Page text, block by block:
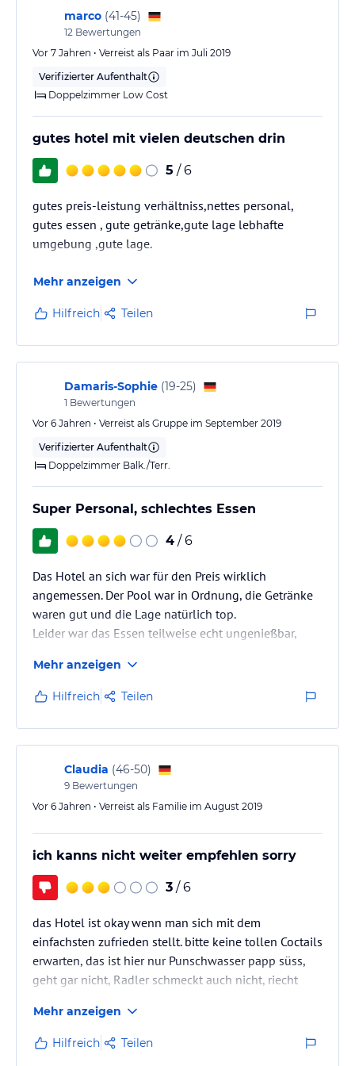
marco (41-45)
12 Bewertungen
Vor 7 Jahren • Verreist als Paar im Juli 2019
Verifizierter Aufenthalt
Doppelzimmer Low Cost
gutes hotel mit vielen deutschen drin
5 / 6
gutes preis-leistung verhältniss,nettes personal,
gutes essen , gute getränke,gute lage lebhafte
umgebung ,gute lage.
Mehr anzeigen
Hilfreich Teilen
Damaris-Sophie (19-25)
1 Bewertungen
Vor 6 Jahren • Verreist als Gruppe im September 2019
Verifizierter Aufenthalt
Doppelzimmer Balk./Terr.
Super Personal, schlechtes Essen
4 / 6
Das Hotel an sich war für den Preis wirklich
angemessen. Der Pool war in Ordnung, die Getränke
waren gut und die Lage natürlich top.
Leider war das Essen teilweise echt ungenießbar,
Bekannten in anderen Hotels bekommen, soll also
ein allgemeines Problem sein.
Leider kamen im Hotel auch noch einige Kosten für
das WLAN, eine Kaution und (wahlweise) einen Safe
hinzu, die vorher nie erwähnt wurden.
Ein Pluspunkt allerdings war das Personal, das
unglaublich freundlich und…
Mehr anzeigen
Hilfreich Teilen
Claudia (46-50)
9 Bewertungen
Vor 6 Jahren • Verreist als Familie im August 2019
ich kanns nicht weiter empfehlen sorry
3 / 6
das Hotel ist okay wenn man sich mit dem
einfachsten zufrieden stellt. bitte keine tollen Coctails
erwarten, das ist hier nur Punschwasser papp süss,
geht gar nicht, Radler schmeckt auch nicht, riecht
Nebenan im Hotel Atlas wird die Musik wie verrückt
aufgedreht und dröhnt voll rüber! Das Bad stank
nicht nach Kloake, ein Pluspunkt!
Mehr anzeigen
Hilfreich Teilen